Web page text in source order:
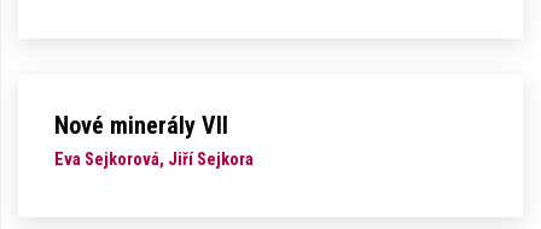
Nové minerály VII
Eva Sejkorová, Jiří Sejkora